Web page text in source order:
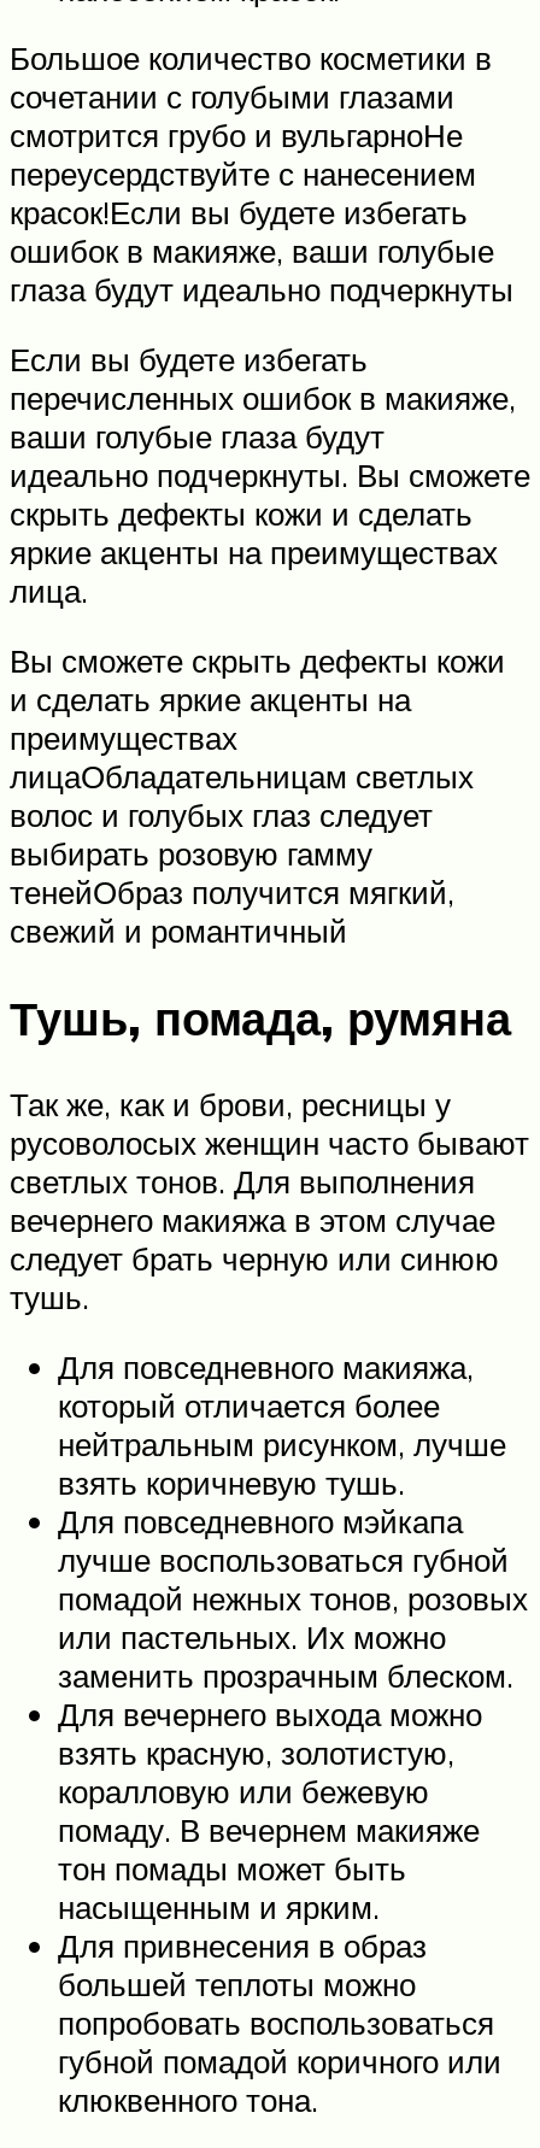
Большое количество косметики в
сочетании с голубыми глазами
смотрится грубо и вульгарноНе
переусердствуйте с нанесением
красок!Если вы будете избегать
ошибок в макияже, ваши голубые
глаза будут идеально подчеркнуты
Если вы будете избегать
перечисленных ошибок в макияже,
ваши голубые глаза будут
идеально подчеркнуты. Вы сможете
скрыть дефекты кожи и сделать
яркие акценты на преимуществах
лица.
Вы сможете скрыть дефекты кожи
и сделать яркие акценты на
преимуществах
лицаОбладательницам светлых
волос и голубых глаз следует
выбирать розовую гамму
тенейОбраз получится мягкий,
свежий и романтичный
Тушь, помада, румяна
Так же, как и брови, ресницы у
русоволосых женщин часто бывают
светлых тонов. Для выполнения
вечернего макияжа в этом случае
следует брать черную или синюю
тушь.
Для повседневного макияжа,
который отличается более
нейтральным рисунком, лучше
взять коричневую тушь.
Для повседневного мэйкапа
лучше воспользоваться губной
помадой нежных тонов, розовых
или пастельных. Их можно
заменить прозрачным блеском.
Для вечернего выхода можно
взять красную, золотистую,
коралловую или бежевую
помаду. В вечернем макияже
тон помады может быть
насыщенным и ярким.
Для привнесения в образ
большей теплоты можно
попробовать воспользоваться
губной помадой коричного или
клюквенного тона.